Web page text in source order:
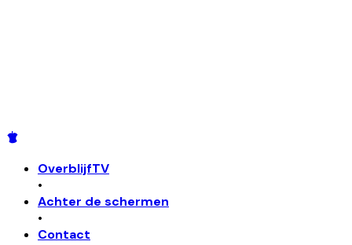
OverblijfTV
•
Achter de schermen
•
Contact